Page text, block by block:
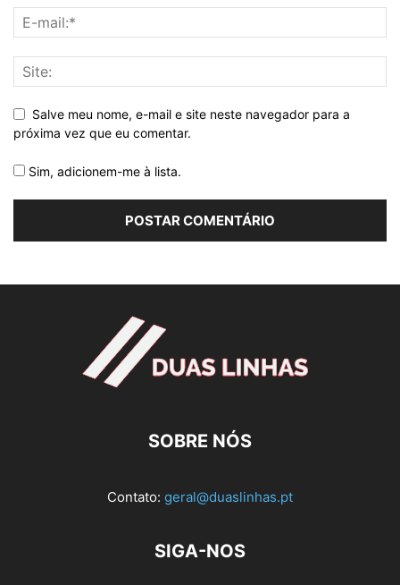
Salve meu nome, e-mail e site neste navegador para a
próxima vez que eu comentar.
Sim, adicionem-me à lista.
SOBRE NÓS
Contato: geral@duaslinhas.pt
SIGA-NOS